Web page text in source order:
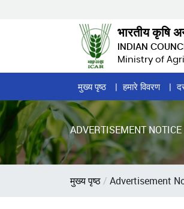
भारतीय कृषि
INDIAN
Ministry of
Home
Page
Menu
मुख्य पृष्ठ हमारे विवरण
ADVERTISEMENT
पग
मुख्य पृष्ठ Advertisement